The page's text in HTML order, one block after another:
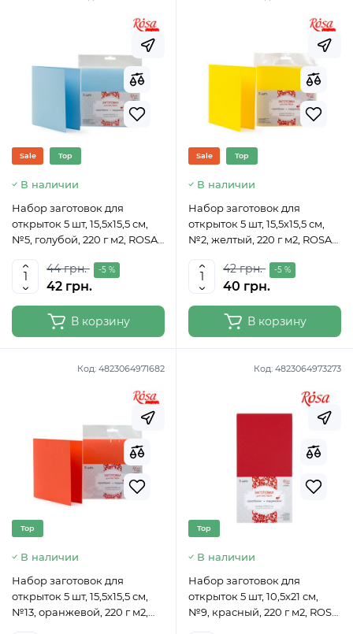
Sale Top
В наличии
Набор заготовок для
открыток 5 шт, 15,5х15,5 см,
№5, голубой, 220 г м2, ROSA
44 грн. -5 %
42 грн.
В корзину
Sale Top
В наличии
Набор заготовок для
открыток 5 шт, 15,5х15,5 см,
№2, желтый, 220 г м2, ROSA
42 грн. -5 %
40 грн.
В корзину
Код: 4823064971682
Top
В наличии
Набор заготовок для
открыток 5 шт, 15,5х15,5 см,
№13, оранжевой, 220 г м2,
Код: 4823064973273
Top
В наличии
Набор заготовок для
открыток 5 шт, 10,5х21 см,
№9, красный, 220 г м2, ROSA